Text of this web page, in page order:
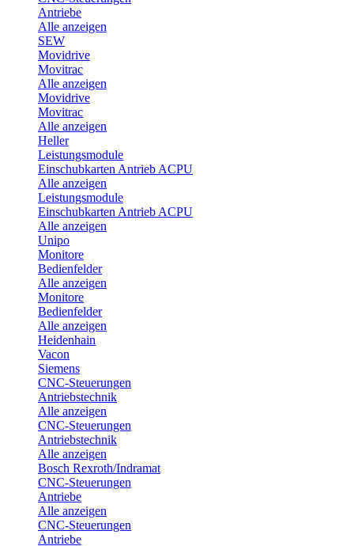
Antriebe
Alle anzeigen
SEW
Movidrive
Movitrac
Alle anzeigen
Movidrive
Movitrac
Alle anzeigen
Heller
Leistungsmodule
Einschubkarten Antrieb ACPU
Alle anzeigen
Leistungsmodule
Einschubkarten Antrieb ACPU
Alle anzeigen
Unipo
Monitore
Bedienfelder
Alle anzeigen
Monitore
Bedienfelder
Alle anzeigen
Heidenhain
Vacon
Siemens
CNC-Steuerungen
Antriebstechnik
Alle anzeigen
CNC-Steuerungen
Antriebstechnik
Alle anzeigen
Bosch Rexroth/Indramat
CNC-Steuerungen
Antriebe
Alle anzeigen
CNC-Steuerungen
Antriebe